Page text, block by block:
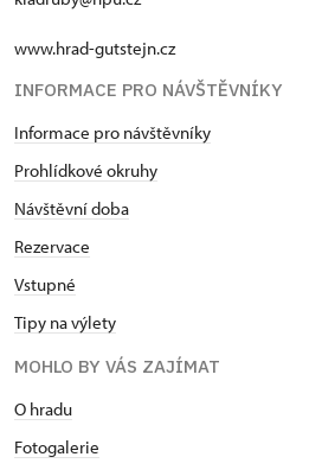
www.hrad-gutstejn.cz
INFORMACE PRO NÁVŠTĚVNÍKY
Informace pro návštěvníky
Prohlídkové okruhy
Návštěvní doba
Rezervace
Vstupné
Tipy na výlety
MOHLO BY VÁS ZAJÍMAT
O hradu
Fotogalerie